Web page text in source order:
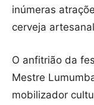
inúmeras
cerveja
O anfitrião da
Mestre
mobilizador